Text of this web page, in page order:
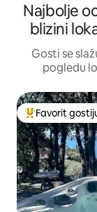
Najbolje
blizini
Gosti se
pogledu
Glavni favorit
Favorit